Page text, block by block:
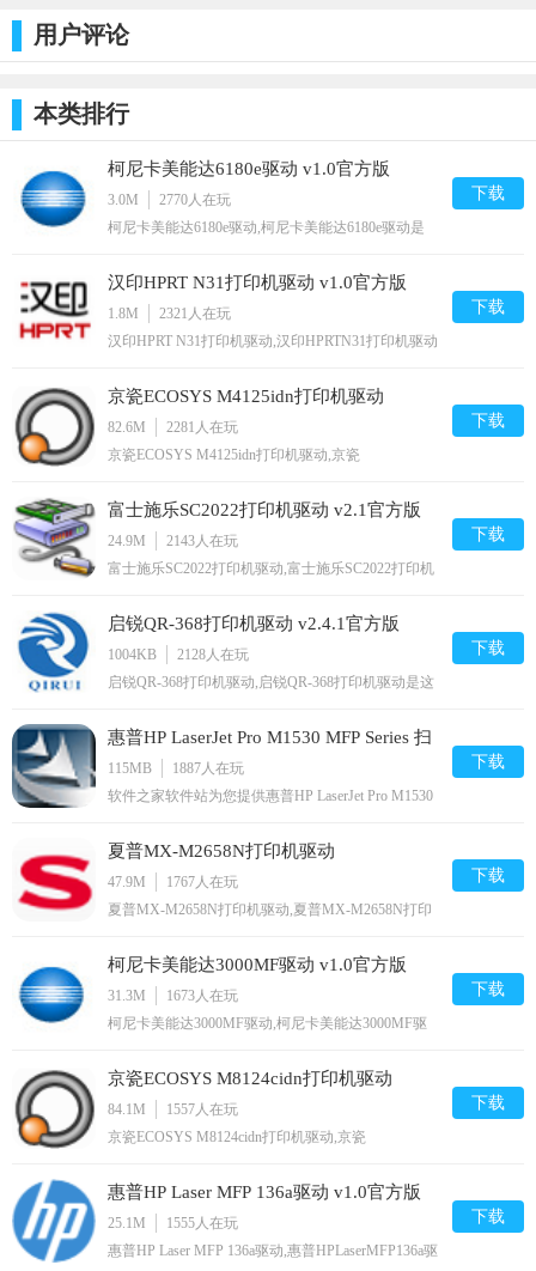
用户评论
本类排行
柯尼卡美能达6180e驱动 v1.0官方版
3.0M 2770人在玩
柯尼卡美能达6180e驱动,柯尼卡美能达6180e驱动是
6180e，则需要安装对应驱动，有需要的可以下载使
用,您可以免费下载。
下载
汉印HPRT N31打印机驱动 v1.0官方版
1.8M 2321 人在玩
汉印HPRT N31打印机驱动,汉印HPRTN31打印机驱动
安装对应驱动，有需要的可以下载使用,您可以免费
下载。
下载
京瓷ECOSYS M4125idn打印机驱动
v5.1.2213官方版
82.6M 2281 人在玩
京瓷ECOSYS M4125idn打印机驱动,京瓷
机驱动，用户才能正常的使用打印机功能，如复印、
打印、扫描等功能，都需要有驱动帮助,您可以免费
下载。
下载
富士施乐SC2022打印机驱动 v2.1官方版
24.9M 2143人在玩
富士施乐SC2022打印机驱动,富士施乐SC2022打印机
的使用一体机进行打印，有需要的可以下载使用,您
可以免费下载。
下载
启锐QR-368打印机驱动 v2.4.1官方版
1004KB 2128人在玩
启锐QR-368打印机驱动,启锐QR-368打印机驱动是这
连续打单、打印清晰,您可以免费下载。
下载
惠普HP LaserJet Pro M1530 MFP Series 扫
描打印机驱动
115MB 1887人在玩
软件之家软件站为您提供惠普HP LaserJet Pro M1530
apk免费下载安装到手机.同时支持便捷的电脑端一键
安装功能!
下载
夏普MX-M2658N打印机驱动
v12.0.0.58849官方版
47.9M 1767人在玩
夏普MX-M2658N打印机驱动,夏普MX-M2658N打印
运作，如果用户的电脑和打印机连接USB后无法正常
运行，就需要驱动才能够正常运行,您可以免费下
载。
下载
柯尼卡美能达3000MF驱动 v1.0官方版
31.3M 1673人在玩
柯尼卡美能达3000MF驱动,柯尼卡美能达3000MF驱
应型号的打印机进行打印，有需要的可以下载使用,
您可以免费下载。
下载
京瓷ECOSYS M8124cidn打印机驱动
v5.1.26.15官方版
84.1M 1557人在玩
京瓷ECOSYS M8124cidn打印机驱动,京瓷
印机驱动，用户才能正常的使用打印机功能，如复
印、打印、扫描等功能，都需要有驱动帮助,您可以
免费下载。
下载
惠普HP Laser MFP 136a驱动 v1.0官方版
25.1M 1555人在玩
惠普HP Laser MFP 136a驱动,惠普HPLaserMFP136a驱
下载